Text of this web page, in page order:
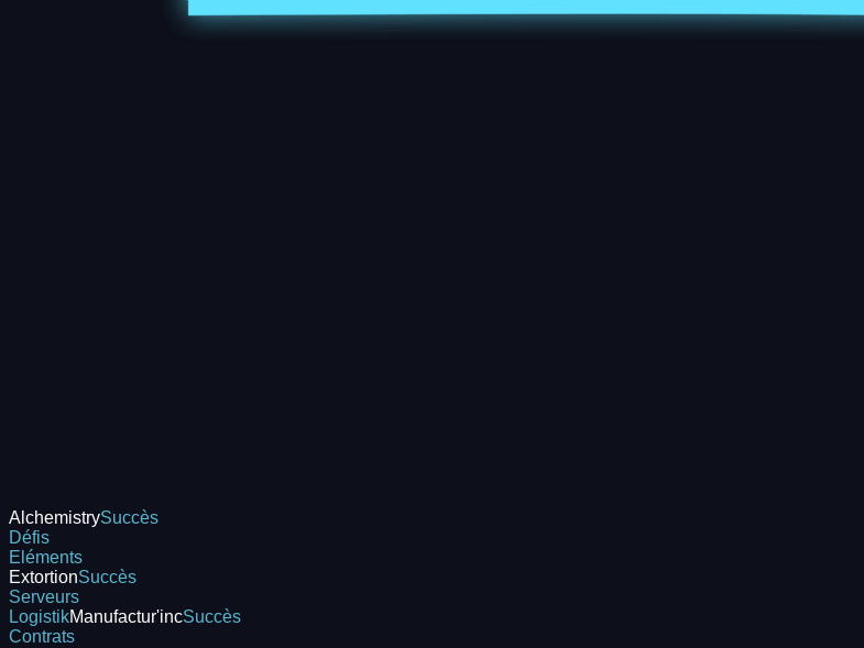
AlchemistrySuccès
Défis
Eléments
ExtortionSuccès
Serveurs
LogistikManufactur'incSuccès
Contrats